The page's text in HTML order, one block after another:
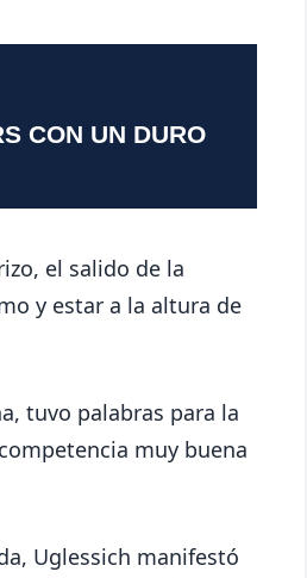
CON UN DURO
el salido de la
y estar a la altura de
tuvo palabras para la
muy buena
Uglessich manifestó